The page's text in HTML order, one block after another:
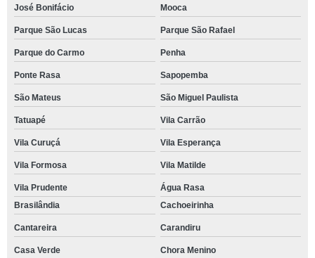
José Bonifácio Mooca
Parque São Lucas Parque São Rafael
Parque do Carmo Penha
Ponte Rasa Sapopemba
São Mateus São Miguel Paulista
Tatuapé Vila Carrão
Vila Curuçá Vila Esperança
Vila Formosa Vila Matilde
Vila Prudente
Água Rasa
Brasilândia
Cachoeirinha
Cantareira Carandiru
Casa Verde Chora Menino